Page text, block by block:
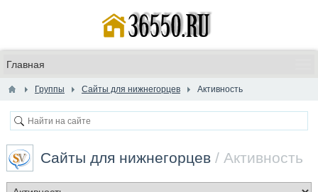
Группы Сайты для нижнегорцев Активность
Сайты для нижнегорцев / Активность